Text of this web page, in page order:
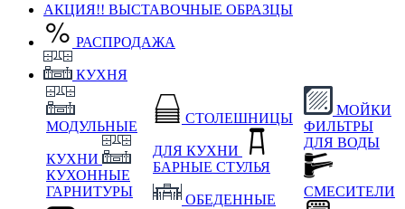
АКЦИЯ!! ВЫСТАВОЧНЫЕ ОБРАЗЦЫ
РАСПРОДАЖА
КУХНЯ
МОДУЛЬНЫЕ
КУХНИ
КУХОННЫЕ
ГАРНИТУРЫ
СТОЛЕШНИЦЫ
ДЛЯ КУХНИ
БАРНЫЕ СТУЛЬЯ
ОБЕДЕННЫЕ
МОЙКИ
ФИЛЬТРЫ
ДЛЯ ВОДЫ
СМЕСИТЕЛИ